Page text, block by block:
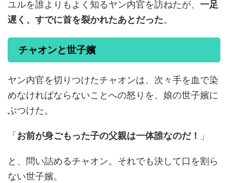
ユルを誰よりもよく知るヤン内官を訪ねたが、 一足
遅く、すでに首を裂かれたあとだった。
チャオンと世子嬪
ヤン内官を切りつけたチャオンは、次々手を血で染
めなければならないことへの怒りを、娘の世子嬪に
ぶつけた。
「お前が身ごもった子の父親は一体誰なのだ！ 」
と、問い詰めるチャオン。それでも決して口を割ら
ない世子嬪。